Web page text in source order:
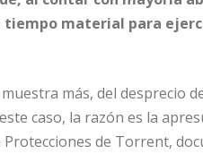
tiempo material para
más, del desprecio
caso, la razón es la
de Torrent,